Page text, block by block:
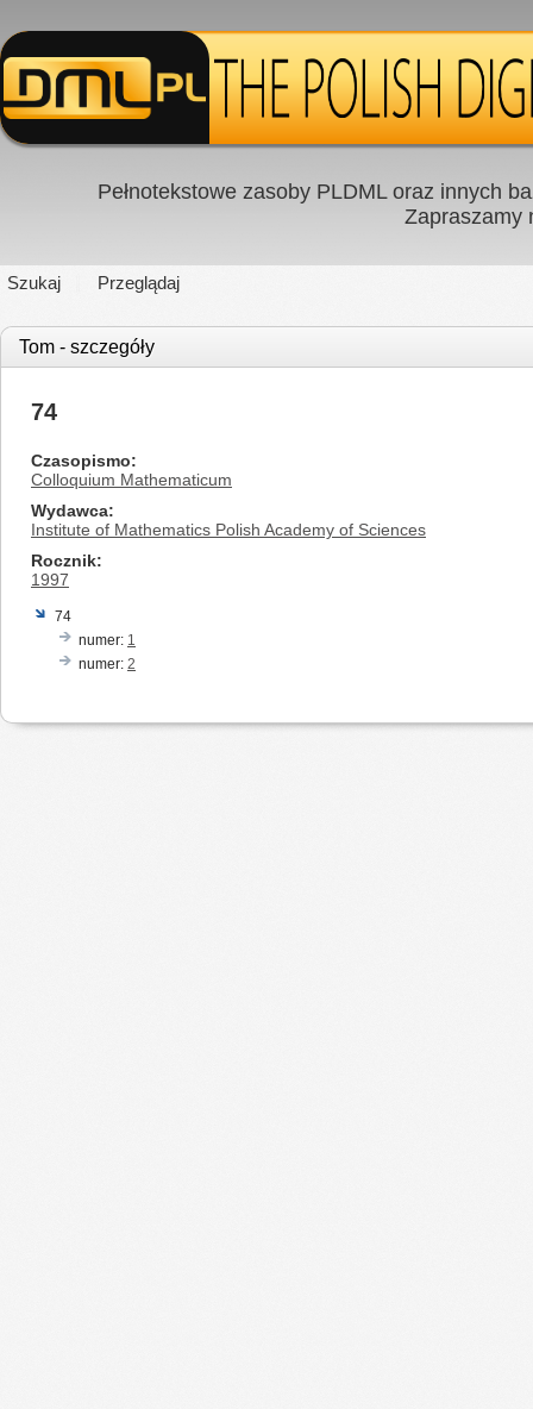
Pełnotekstowe zasoby PLDML oraz innych
Zapraszamy
Szukaj Przeglądaj
Tom - szczegóły
74
Czasopismo
Colloquium Mathematicum
Wydawca
Institute of Mathematics Polish Academy of Sciences
Rocznik
1997
74
numer: 1
numer: 2